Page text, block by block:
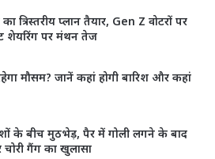
त्रिस्तरीय प्लान तैयार, Gen Z वोटरों पर
शेयरिंग पर मंथन तेज
मौसम? जानें कहां होगी बारिश और कहां
के बीच मुठभेड़, पैर में गोली लगने के बाद
चोरी गैंग का खुलासा